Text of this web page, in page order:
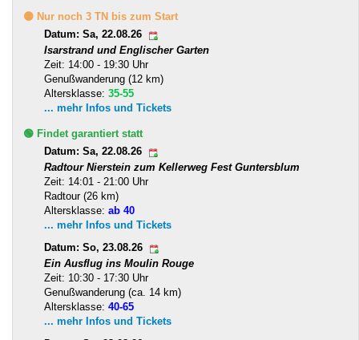
🟡 Nur noch 3 TN bis zum Start
Datum: Sa, 22.08.26
Isarstrand und Englischer Garten
Zeit: 14:00 - 19:30 Uhr
Genußwanderung (12 km)
Altersklasse: 35-55
... mehr Infos und Tickets
🟢 Findet garantiert statt
Datum: Sa, 22.08.26
Radtour Nierstein zum Kellerweg Fest Guntersblum
Zeit: 14:01 - 21:00 Uhr
Radtour (26 km)
Altersklasse: ab 40
... mehr Infos und Tickets
Datum: So, 23.08.26
Ein Ausflug ins Moulin Rouge
Zeit: 10:30 - 17:30 Uhr
Genußwanderung (ca. 14 km)
Altersklasse: 40-65
... mehr Infos und Tickets